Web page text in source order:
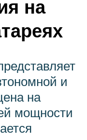
на
и
на
мощности